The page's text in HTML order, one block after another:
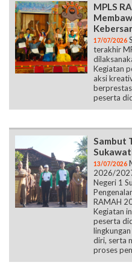
MPLS
17/07/2026
terakhir
Kegiatan
aksi
peserta
Sambut
13/07/2026
2026/
Negeri 1
RAMAH
Kegiatan
peserta
diri, serta
proses